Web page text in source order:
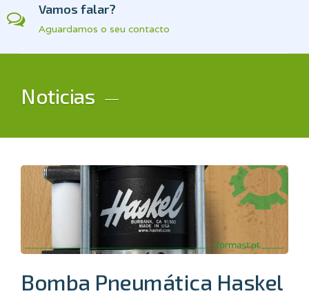
Vamos falar?
Aguardamos o seu contacto
Noticias
Bomba Pneumática Haskel